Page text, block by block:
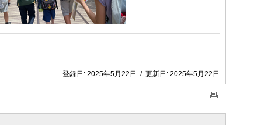
登録日: 2025年5月22日 / 更新日: 2025年5月22日